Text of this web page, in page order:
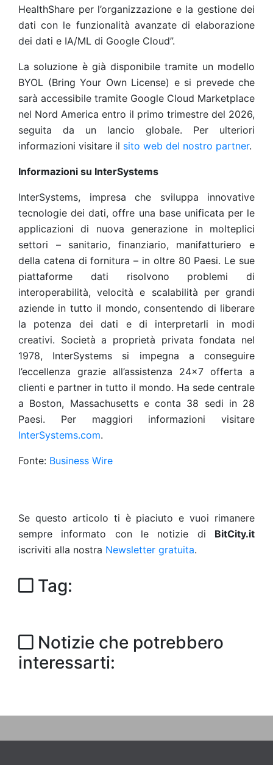
HealthShare per l’organizzazione e la gestione dei
dati con le funzionalità avanzate di elaborazione
dei dati e IA/ML di Google Cloud”.
La soluzione è già disponibile tramite un modello
BYOL (Bring Your Own License) e si prevede che
sarà accessibile tramite Google Cloud Marketplace
nel Nord America entro il primo trimestre del 2026,
seguita da un lancio globale. Per ulteriori
informazioni visitare il sito web del nostro partner.
Informazioni su InterSystems
InterSystems, impresa che sviluppa innovative
tecnologie dei dati, offre una base unificata per le
applicazioni di nuova generazione in molteplici
settori – sanitario, finanziario, manifatturiero e
della catena di fornitura – in oltre 80 Paesi. Le sue
piattaforme dati risolvono problemi di
interoperabilità, velocità e scalabilità per grandi
aziende in tutto il mondo, consentendo di liberare
la potenza dei dati e di interpretarli in modi
creativi. Società a proprietà privata fondata nel
1978, InterSystems si impegna a conseguire
l’eccellenza grazie all’assistenza 24×7 offerta a
clienti e partner in tutto il mondo. Ha sede centrale
a Boston, Massachusetts e conta 38 sedi in 28
Paesi. Per maggiori informazioni visitare
InterSystems.com.
Fonte: Business Wire
Se questo articolo ti è piaciuto e vuoi rimanere
sempre informato con le notizie di BitCity.it
iscriviti alla nostra Newsletter gratuita.
Tag:
Notizie che potrebbero
interessarti: